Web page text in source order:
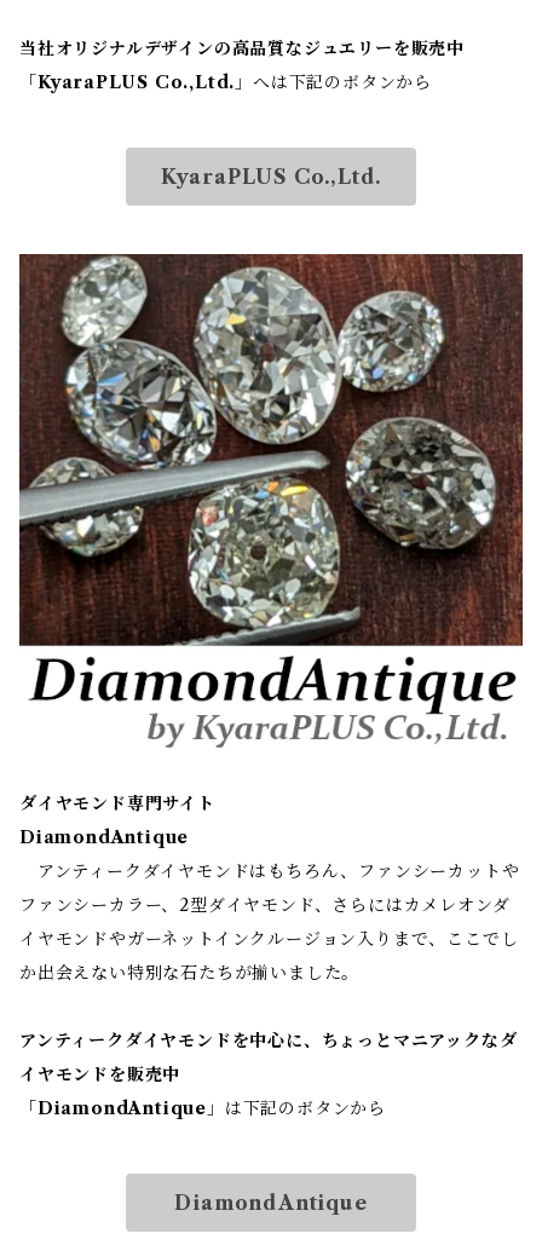
当社オリジナルデザインの高品質なジュエリーを販売中
「 KyaraPLUS Co.,Ltd. 」へは下記のボタンから
KyaraPLUS Co.,Ltd.
ダイヤモンド専門サイト
DiamondAntique
アンティークダイヤモンドはもちろん、ファンシーカットや
ファンシーカラー、2型ダイヤモンド、さらにはカメレオンダ
イヤモンドやガーネットインクルージョン入りまで、ここでし
か出会えない特別な石たちが揃いました。
アンティークダイヤモンドを中心に、ちょっとマニアックなダ
イヤモンドを販売中
「 DiamondAntique 」は下記のボタンから
DiamondAntique